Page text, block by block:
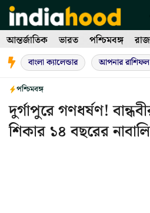
Skip
to
content
আন্তর্জাতিক ভারত পশ্চিমবঙ্গ
বাংলা ক্যালেন্ডার আপনার রাশিফল
পশ্চিমবঙ্গ
দুর্গাপুরে গণধর্ষণ!
শিকার ১৪ বছরের